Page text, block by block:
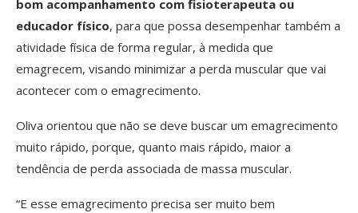
bom acompanhamento com fisioterapeuta ou
educador físico, para que possa desempenhar também a
atividade física de forma regular, à medida que
emagrecem, visando minimizar a perda muscular que vai
acontecer com o emagrecimento.
Oliva orientou que não se deve buscar um emagrecimento
muito rápido, porque, quanto mais rápido, maior a
tendência de perda associada de massa muscular.
“E esse emagrecimento precisa ser muito bem